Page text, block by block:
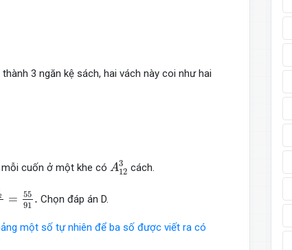
3 ngăn kệ sách, hai vách này coi như hai
cuốn ở một khe có A3
12
A12
cách.
=
55
91 . Chọn đáp án D.
một số tự nhiên để ba số được viết ra có